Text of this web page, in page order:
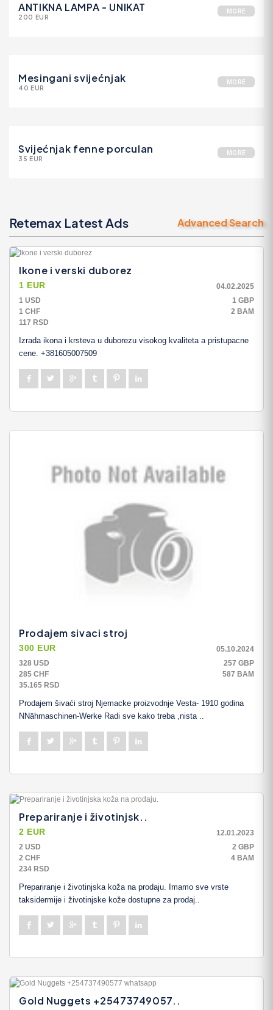
MORE
ANTIKNA LAMPA - UNIKAT
200 EUR
MORE
Mesingani svijećnjak
40 EUR
MORE
Svijećnjak fenne porculan
35 EUR
Advanced Search
Retemax Latest Ads
Ikone i verski duborez
1 EUR
04.02.2025
1 USD
1 GBP
1 CHF
2 BAM
117 RSD
Izrada ikona i krsteva u duborezu visokog kvaliteta a pristupacne
cene. +381605007509
Prodajem sivaci stroj
300 EUR
05.10.2024
328 USD
257 GBP
285 CHF
587 BAM
35.165 RSD
Prodajem šivaći stroj Njemacke proizvodnje Vesta- 1910 godina
NNähmaschinen-Werke Radi sve kako treba ,nista ..
Prepariranje i životinjsk..
2 EUR
12.01.2023
2 USD
2 GBP
2 CHF
4 BAM
234 RSD
Prepariranje i životinjska koža na prodaju. Imamo sve vrste
taksidermije i životinjske kože dostupne za prodaj..
Gold Nuggets +25473749057..